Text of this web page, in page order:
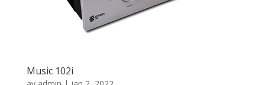
Music 102i